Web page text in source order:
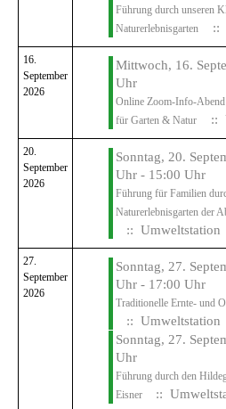
Führung durch unseren
Naturerlebnisgarten
::
16.
September
2026
Mittwoch, 16.
Uhr
Online Zoom-Info-
für Garten & Natur
::
20.
September
2026
Sonntag, 20.
Uhr - 15:00 Uhr
Führung für Familien
Naturerlebnisgarten der
:: Umweltstation
27.
September
2026
Sonntag, 27.
Uhr - 17:00 Uhr
Traditionelle Ernte- und
:: Umweltstation
Sonntag, 27.
Uhr
Führung durch den
Eisner
::